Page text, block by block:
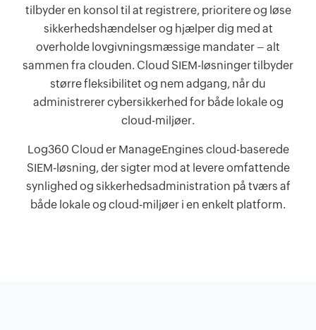
tilbyder en konsol til at registrere, prioritere og løse
sikkerhedshændelser og hjælper dig med at
overholde lovgivningsmæssige mandater – alt
sammen fra clouden. Cloud SIEM-løsninger tilbyder
større fleksibilitet og nem adgang, når du
administrerer cybersikkerhed for både lokale og
cloud-miljøer.
Log360 Cloud er ManageEngines cloud-baserede
SIEM-løsning, der sigter mod at levere omfattende
synlighed og sikkerhedsadministration på tværs af
både lokale og cloud-miljøer i en enkelt platform.